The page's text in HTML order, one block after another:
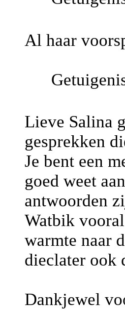
Al haar
Lieve Salina
gesprekken
Je bent een
goed weet
antwoorden
Watbik
warmte naar
dieclater ook
Dankjewel